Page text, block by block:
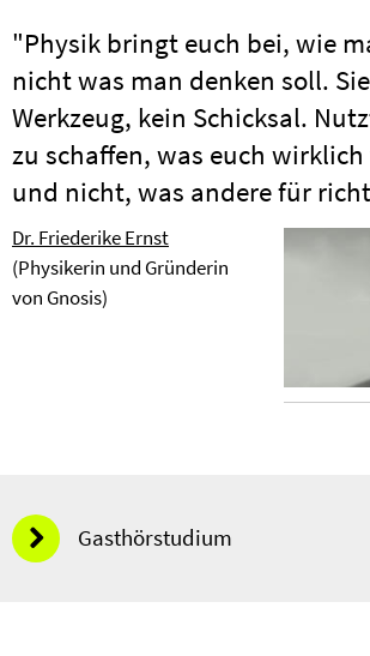
"Physik bringt euch bei, wie
nicht was man denken soll.
Werkzeug, kein Schicksal.
zu schaffen, was euch
und nicht, was andere für
Dr. Friederike Ernst
(Physikerin und Gründerin
von Gnosis)
Gasthörstudium